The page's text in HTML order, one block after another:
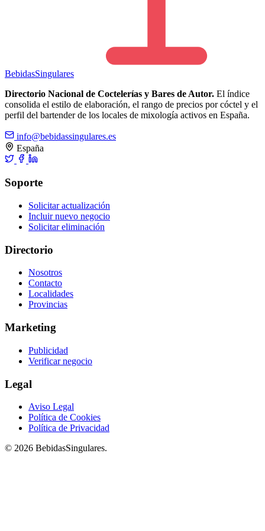
BebidasSingulares
Directorio Nacional de Coctelerías y Bares de Autor. El índice
consolida el estilo de elaboración, el rango de precios por cóctel y el
perfil del bartender de los locales de mixología activos en España.
info@bebidassingulares.es
España
Soporte
Solicitar actualización
Incluir nuevo negocio
Solicitar eliminación
Directorio
Nosotros
Contacto
Localidades
Provincias
Marketing
Publicidad
Verificar negocio
Legal
Aviso Legal
Política de Cookies
Política de Privacidad
© 2026 BebidasSingulares.